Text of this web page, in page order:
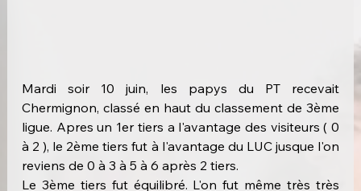
Mardi soir 10 juin, les papys du PT recevait
Chermignon, classé en haut du classement de 3ème
ligue. Apres un 1er tiers a l'avantage des visiteurs ( 0
à 2 ), le 2ème tiers fut à l'avantage du LUC jusque l'on
reviens de 0 à 3 à 5 à 6 après 2 tiers.
Le 3ème tiers fut équilibré. L'on fut même très très